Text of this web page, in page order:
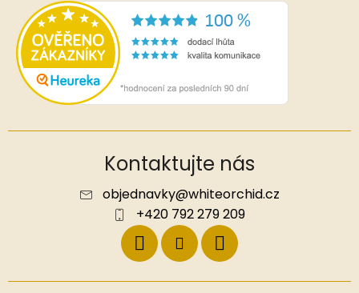
Kontaktujte nás
objednavky@whiteorchid.cz
+420 792 279 209